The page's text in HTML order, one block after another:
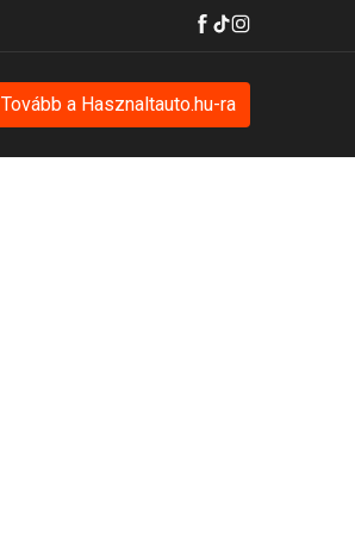
Tovább a Hasznaltauto.hu-ra